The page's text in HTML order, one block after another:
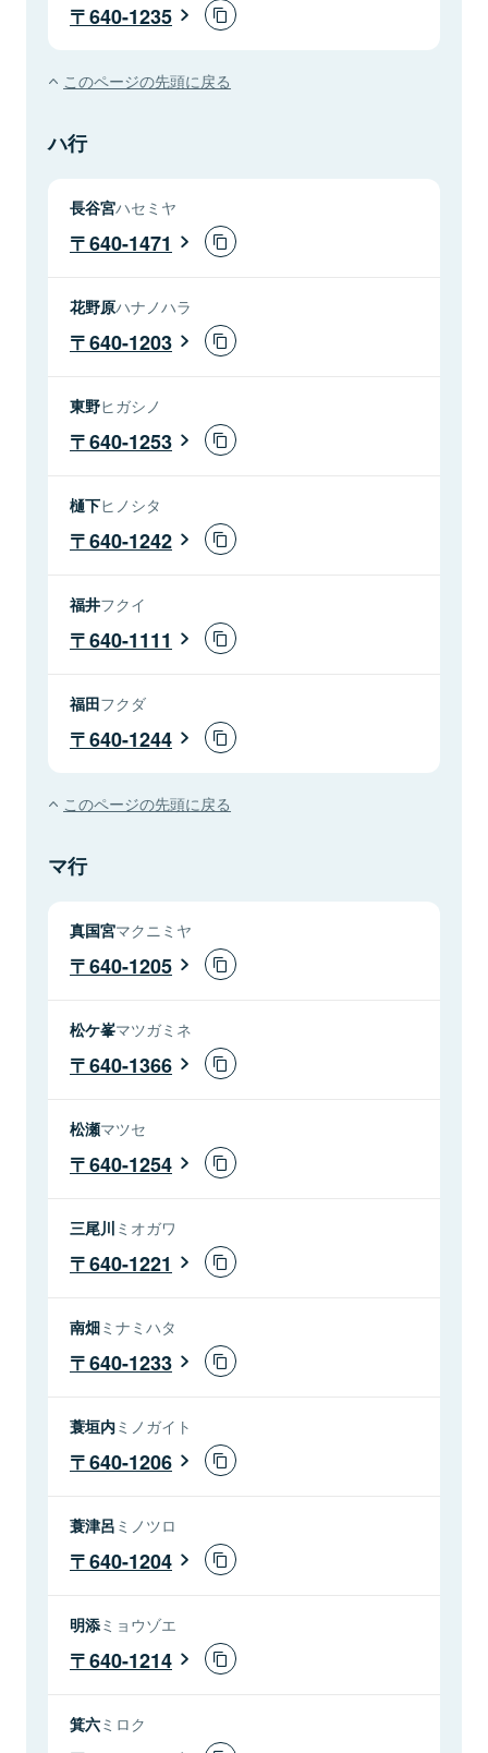
640-1235
このページの先頭に戻る
ハ行
長谷宮ハセミヤ
640-1471
花野原ハナノハラ
640-1203
東野ヒガシノ
640-1253
樋下ヒノシタ
640-1242
福井フクイ
640-1111
福田フクダ
640-1244
このページの先頭に戻る
マ行
真国宮マクニミヤ
640-1205
松ケ峯マツガミネ
640-1366
松瀬マツセ
640-1254
三尾川 ミオガワ
640-1221
南畑ミナミハタ
640-1233
蓑垣内ミノガイト
640-1206
蓑津呂 ミノツロ
640-1204
明添ミョウゾエ
640-1214
箕六ミロク